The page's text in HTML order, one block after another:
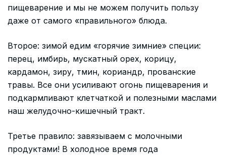
пищеварение и мы не можем получить пользу
даже от самого «правильного» блюда.
Второе: зимой едим «горячие зимние» специи:
перец, имбирь, мускатный орех, корицу,
кардамон, зиру, тмин, кориандр, прованские
травы. Все они усиливают огонь пищеварения и
подкармливают клетчаткой и полезными маслами
наш желудочно-кишечный тракт.
Третье правило: завязываем с молочными
продуктами! В холодное время года